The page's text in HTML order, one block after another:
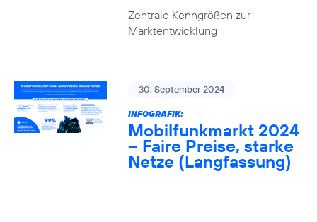
Zentrale Kenngrößen zur
Marktentwicklung
30. September 2024
INFOGRAFIK:
Mobilfunkmarkt 2024
– Faire Preise, starke
Netze (Langfassung)